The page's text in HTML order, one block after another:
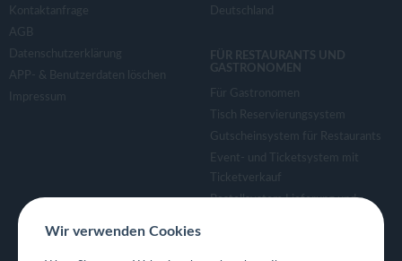
Kontaktanfrage
AGB
Datenschutzerklärung
APP- & Benutzerdaten löschen
Impressum
Deutschland
FÜR RESTAURANTS UND
GASTRONOMEN
Für Gastronomen
Tisch Reservierungsystem
Gutscheinsystem für Restaurants
Event- und Ticketsystem mit
Ticketverkauf
Bestellsystem Lieferung und
Wir verwenden Cookies